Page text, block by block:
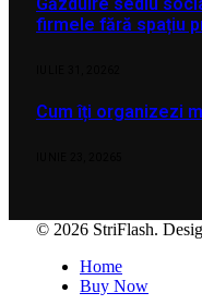
firmele fără spațiu
Cum îți organizezi
© 2026 StriFlash.
Home
Buy Now